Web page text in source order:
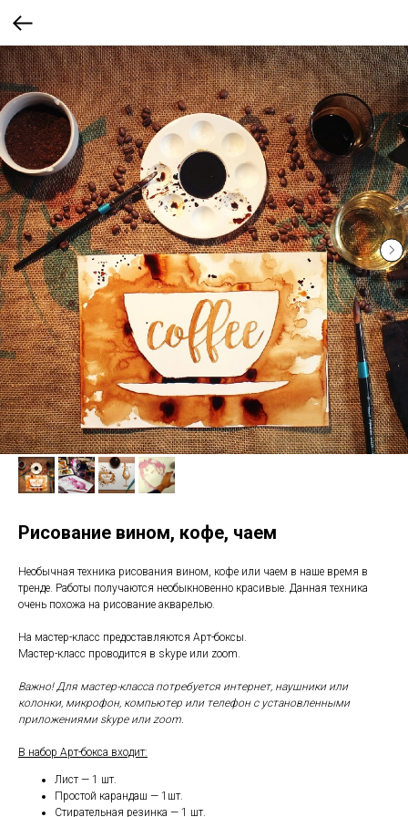
Рисование вином, кофе, чаем
Необычная техника рисования вином, кофе или чаем в наше время в
тренде. Работы получаются необыкновенно красивые. Данная техника
очень похожа на рисование акварелью.
На мастер-класс предоставляются Арт-боксы.
Мастер-класс проводится в skype или zoom.
Важно! Для мастер-класса потребуется интернет, наушники или
колонки, микрофон, компьютер или телефон с установленными
приложениями skype или zoom.
В набор Арт-бокса входит:
Лист — 1 шт.
Простой карандаш — 1шт.
Стирательная резинка — 1 шт.